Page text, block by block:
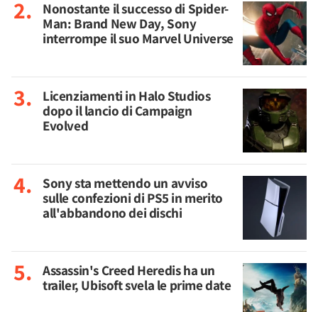
Nonostante il successo di Spider-
Man: Brand New Day, Sony
interrompe il suo Marvel Universe
Licenziamenti in Halo Studios
dopo il lancio di Campaign
Evolved
Sony sta mettendo un avviso
sulle confezioni di PS5 in merito
all'abbandono dei dischi
Assassin's Creed Heredis ha un
trailer, Ubisoft svela le prime date